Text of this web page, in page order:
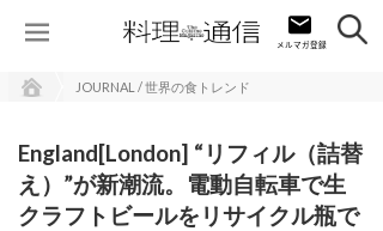
JOURNAL / 世界の食トレンド
England[London] “リフィル（詰替
え）”が新潮流。電動自転車で生
クラフトビールをリサイクル瓶で